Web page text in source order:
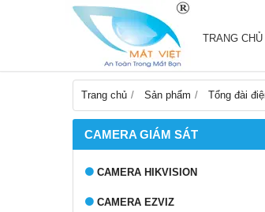
TRANG CHỦ
Trang chủ Sản phẩm Tổng đài
CAMERA GIÁM SÁT
CAMERA HIKVISION
CAMERA EZVIZ